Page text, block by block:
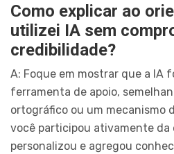
Como explicar ao
utilizei IA sem
credibilidade?
A: Foque em mostrar que a IA
ferramenta de apoio,
ortográfico ou um mecanismo
você participou ativamente da
personalizou e agregou